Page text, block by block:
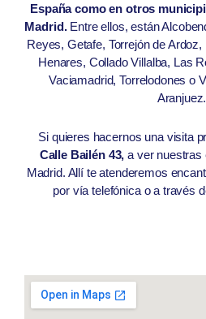
España como en otros
Madrid.Entre ellos, están
Reyes, Getafe, Torrejón de
Henares, Collado Villalba, Las
Vaciamadrid, Torrelodones o
Aranjuez.
Si quieres hacernos una visita
Calle Bailén 43, a ver nuestras
Madrid. Allí te atenderemos
por vía telefónica o a través